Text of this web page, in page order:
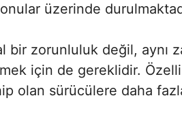
üzerinde
bir zorunluluk değil, aynı
için de gereklidir.
olan sürücülere daha